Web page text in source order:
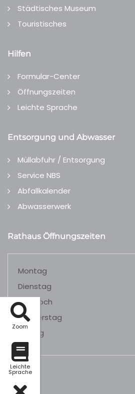
Zoom
Leichte
Sprache
Städtisches Museum
Touristisches
Hilfen
Formular-Center
Öffnungszeiten
Leichte Sprache
Entsorgung und Abwasser
Müllabfuhr / Entsorgung
Service NBS
Abfallkalender
Abwasserwerk
Rathaus Öffnungszeiten
Montag
Dienstag
Mittwoch
Donnerstag
Freitag